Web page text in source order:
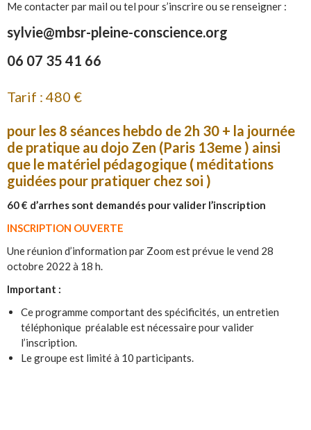
Me contacter par mail ou tel pour s’inscrire ou se renseigner :
sylvie@mbsr-pleine-conscience.org
06 07 35 41 66
Tarif : 480 €
pour les 8 séances hebdo de 2h 30 + la journée
de pratique au dojo Zen (Paris 13eme ) ainsi
que le matériel pédagogique ( méditations
guidées pour pratiquer chez soi )
60 € d’arrhes sont demandés pour valider l’inscription
INSCRIPTION OUVERTE
Une réunion d’information par Zoom est prévue le vend 28
octobre 2022 à 18 h.
Important :
Ce programme comportant des spécificités, un entretien
téléphonique préalable est nécessaire pour valider
l’inscription.
Le groupe est limité à 10 participants.